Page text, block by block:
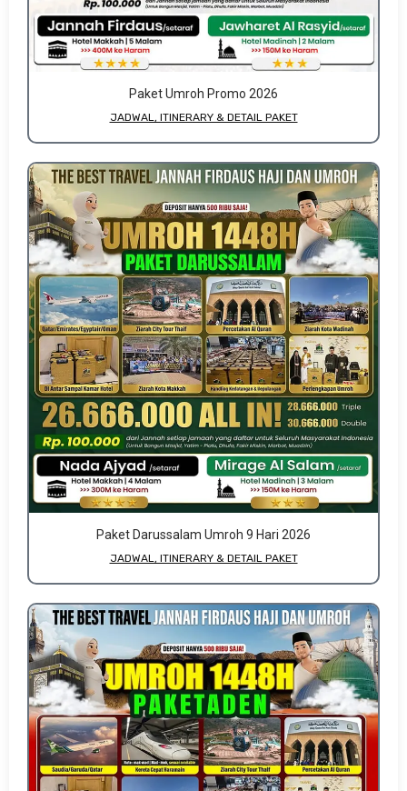
Paket Umroh Promo 2026
JADWAL, ITINERARY & DETAIL PAKET
Paket Darussalam Umroh 9 Hari 2026
JADWAL, ITINERARY & DETAIL PAKET